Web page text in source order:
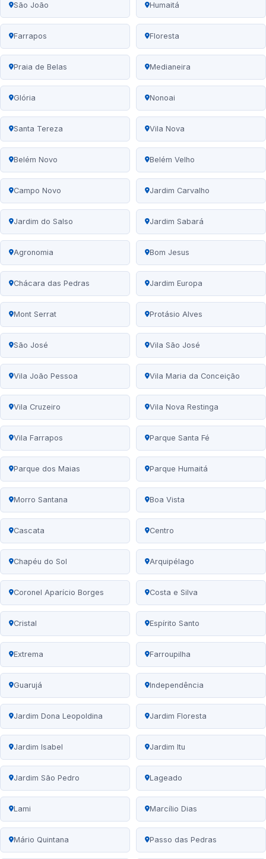
São João Humaitá
Farrapos Floresta
Praia de Belas Medianeira
Glória Nonoai
Santa Tereza Vila Nova
Belém Novo Belém Velho
Campo Novo Jardim Carvalho
Jardim do Salso Jardim Sabará
Agronomia Bom Jesus
Chácara das Pedras Jardim Europa
Mont Serrat Protásio Alves
São José Vila São José
Vila João Pessoa Vila Maria da Conceição
Vila Cruzeiro Vila Nova Restinga
Vila Farrapos Parque Santa Fé
Parque dos Maias Parque Humaitá
Morro Santana Boa Vista
Cascata Centro
Chapéu do Sol Arquipélago
Coronel Aparício Borges Costa e Silva
Cristal Espírito Santo
Extrema Farroupilha
Guarujá Independência
Jardim Dona Leopoldina Jardim Floresta
Jardim Isabel Jardim Itu
Jardim São Pedro Lageado
Lami Marcílio Dias
Mário Quintana Passo das Pedras